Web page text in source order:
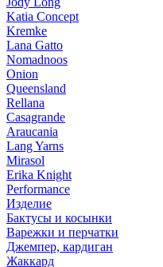
Katia Concept
Kremke
Lana Gatto
Nomadnoos
Onion
Queensland
Rellana
Casagrande
Araucania
Lang Yarns
Mirasol
Erika Knight
Performance
Изделие
Бактусы и косынки
Варежки и перчатки
Джемпер, кардиган
Жаккард